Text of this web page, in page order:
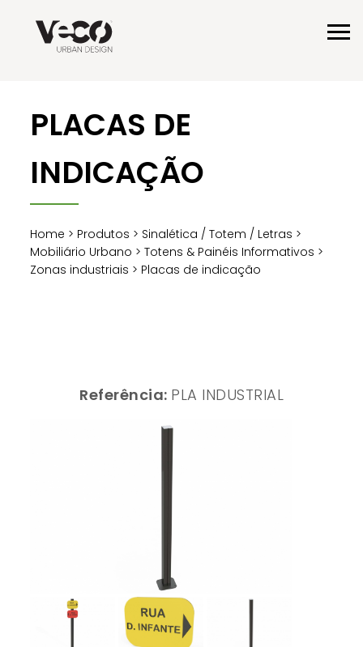
PLACAS DE
INDICAÇÃO
Home > Produtos > Sinalética / Totem / Letras >
Mobiliário Urbano >Totens & Painéis Informativos >
Zonas industriais > Placas de indicação
Referência: PLA INDUSTRIAL